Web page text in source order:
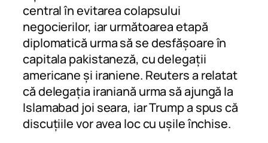
central în evitarea colapsului
negocierilor, iar următoarea etapă
diplomatică urma să se desfășoare în
capitala pakistaneză, cu delegații
americane și iraniene. Reuters a relatat
că delegația iraniană urma să ajungă la
Islamabad joi seara, iar Trump a spus că
discuțiile vor avea loc cu ușile închise.